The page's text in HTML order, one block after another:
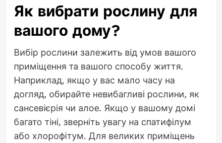
Як вибрати рослину для
вашого дому?
Вибір рослини залежить від умов вашого
приміщення та вашого способу життя.
Наприклад, якщо у вас мало часу на
догляд, обирайте невибагливі рослини, як
сансевієрія чи алое. Якщо у вашому домі
багато тіні, зверніть увагу на спатифілум
або хлорофітум. Для великих приміщень